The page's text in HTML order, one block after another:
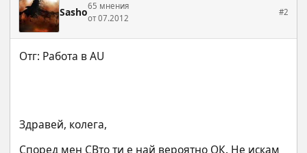
Sasho65 мнения
от 07.2012
#2
Здравей, колега,
Според мен СВто ти е най вероятно ОК. Не искам